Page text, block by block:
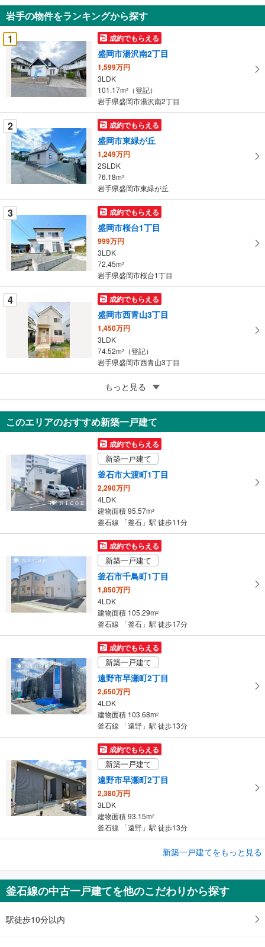
知
を
受
け
取
る
・
条
件
を
マ
イ
ペ
に
保
存
す
る
岩手の物件をランキングから探す
1
成約でもらえる
盛岡市湯沢南2丁目
1,599万円
3LDK
101.17m2
（登記）
岩手県盛岡市湯沢南2丁目
2 成約でもらえる
盛岡市東緑が丘
1,249万円
2SLDK
76.18m2
岩手県盛岡市東緑が丘
3 成約でもらえる
盛岡市桜台1丁目
999万円
3LDK
72.45m2
岩手県盛岡市桜台1丁目
4 成約でもらえる
盛岡市西青山3丁目
1,450万円
3LDK
74.52m2
（登記）
岩手県盛岡市西青山3丁目
盛岡市北山2丁目
220万円
4DK
148.55m2
岩手県盛岡市北山2丁目
もっと見る
このエリアのおすすめ新築一戸建て
成約でもらえる
新築一戸建て
釜石市大渡町1丁目
2,290万円
4LDK
建物面積 95.57m2
釜石線 「釜石」駅 徒歩11分
成約でもらえる
新築一戸建て
釜石市千鳥町1丁目
1,850万円
4LDK
建物面積 105.29m2
釜石線 「釜石」駅 徒歩17分
成約でもらえる
新築一戸建て
遠野市早瀬町2丁目
2,650万円
4LDK
建物面積 103.68m2
釜石線 「遠野」駅 徒歩13分
成約でもらえる
新築一戸建て
遠野市早瀬町2丁目
2,380万円
3LDK
建物面積 93.15m2
釜石線 「遠野」駅 徒歩13分
遠野市早瀬町2丁目
2,480万円
新築一戸建てをもっと見る
釜石線の中古一戸建てを他のこだわりから探す
駅徒歩10分以内